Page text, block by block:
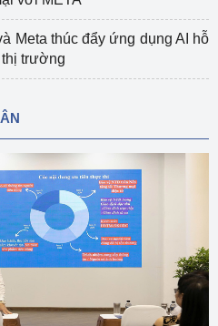
Meta thúc đẩy ứng dụng AI hỗ
trường